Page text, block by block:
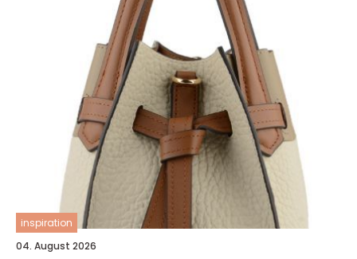
inspiration
04. August 2026